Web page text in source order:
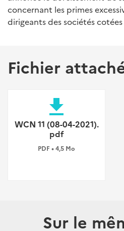
concernant les primes
dirigeants des sociétés cotées
Fichier
file_download
WCN 11 (08-04-2021).
pdf
PDF • 4,5 Mo
Sur le